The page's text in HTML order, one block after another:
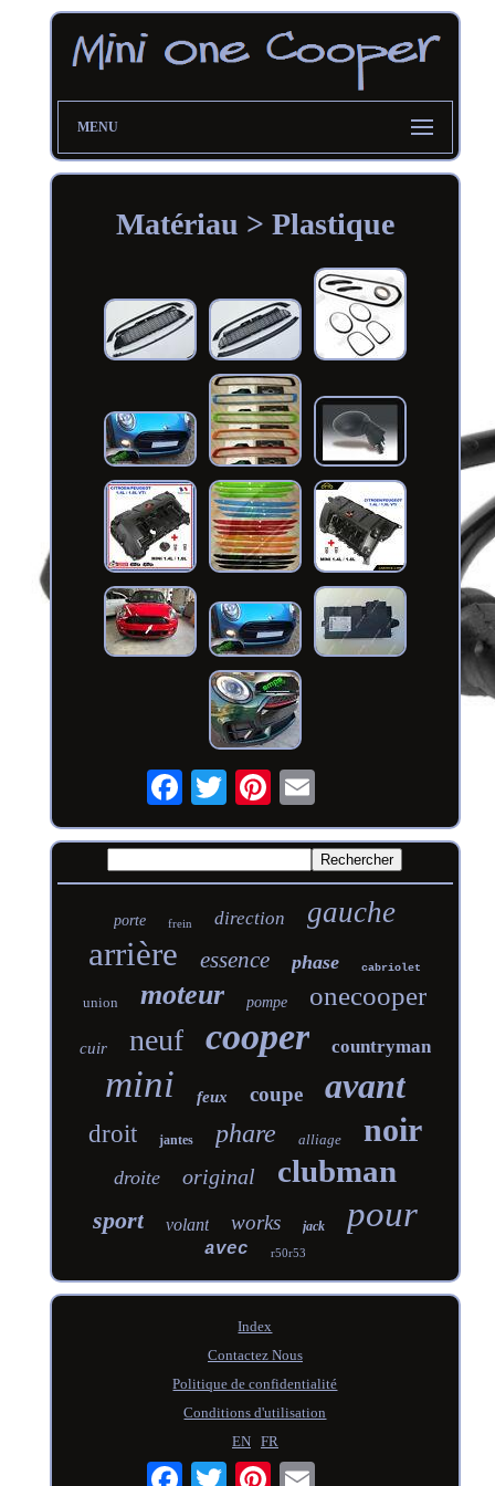
MENU
Matériau > Plastique
porte frein direction gauche
arrière essence phase cabriolet
union moteur pompe onecooper
cuir neuf cooper countryman
mini feux coupe avant
droit jantes phare alliage noir
droite original clubman
sport volant works jack pour
avec r50r53
Index
Contactez Nous
Politique de confidentialité
Conditions d'utilisation
EN
FR